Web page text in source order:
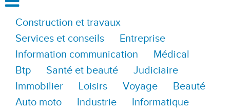
Construction et travaux
Services et conseils
Entreprise
Information communication
Médical
Btp
Santé et beauté
Judiciaire
Immobilier
Loisirs Voyage
Beauté
Auto moto
Industrie
Informatique